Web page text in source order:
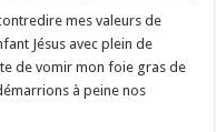
mes valeurs de
Jésus avec plein de
de vomir mon foie gras de
à peine nos